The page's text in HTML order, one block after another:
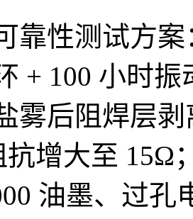
靠性测试方
+ 100 小时
雾后阻焊层
抗增大至
油墨、过